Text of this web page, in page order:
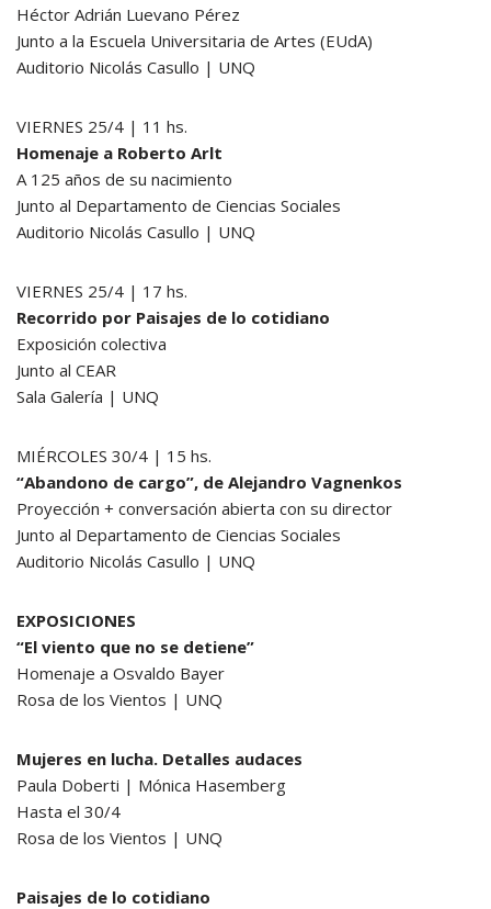
Héctor Adrián Luevano Pérez
Junto a la Escuela Universitaria de Artes (EUdA)
Auditorio Nicolás Casullo | UNQ
VIERNES 25/4 | 11 hs.
Homenaje a Roberto Arlt
A 125 años de su nacimiento
Junto al Departamento de Ciencias Sociales
Auditorio Nicolás Casullo | UNQ
VIERNES 25/4 | 17 hs.
Recorrido por Paisajes de lo cotidiano
Exposición colectiva
Junto al CEAR
Sala Galería | UNQ
MIÉRCOLES 30/4 | 15 hs.
“Abandono de cargo”, de Alejandro Vagnenkos
Proyección + conversación abierta con su director
Junto al Departamento de Ciencias Sociales
Auditorio Nicolás Casullo | UNQ
EXPOSICIONES
“El viento que no se detiene”
Homenaje a Osvaldo Bayer
Rosa de los Vientos | UNQ
Mujeres en lucha. Detalles audaces
Paula Doberti | Mónica Hasemberg
Hasta el 30/4
Rosa de los Vientos | UNQ
Paisajes de lo cotidiano